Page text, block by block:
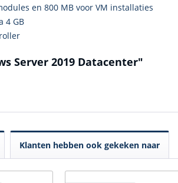
en 800 MB voor VM installaties
4 GB
Server 2019 Datacenter"
Klanten hebben ook gekeken naar